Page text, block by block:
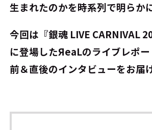
生まれたのかを時系列で明らか
今回は『銀魂 LIVE CARNIVAL
に登場したЯeaLのライブレポ
前＆直後のインタビューをお届